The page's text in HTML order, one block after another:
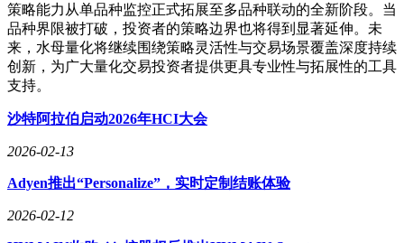
策略能力从单品种监控正式拓展至多品种联动的全新阶段。当
品种界限被打破，投资者的策略边界也将得到显著延伸。未
来，水母量化将继续围绕策略灵活性与交易场景覆盖深度持续
创新，为广大量化交易投资者提供更具专业性与拓展性的工具
支持。
沙特阿拉伯启动2026年HCI大会
2026-02-13
Adyen推出“Personalize”，实时定制结账体验
2026-02-12